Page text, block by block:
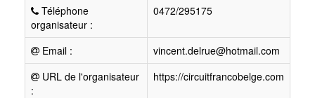
Téléphone
organisateur :
0472/295175
Email :
vincent.delrue@hotmail.com
URL de l'organisateur
:
https://circuitfrancobelge.com